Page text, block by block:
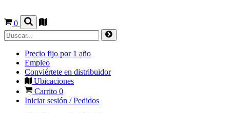
0
Precio fijo por 1 año
Empleo
Conviértete en distribuidor
Ubicaciones
Carrito 0
Iniciar sesión / Pedidos